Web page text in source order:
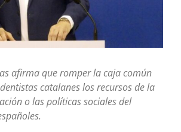
afirma que romper la caja común
catalanes los recursos de la
o las políticas sociales del